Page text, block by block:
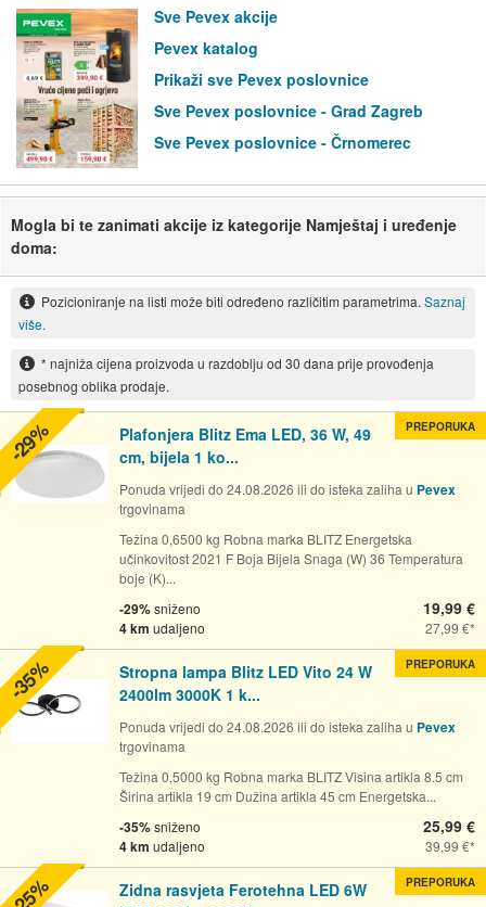
Sve Pevex akcije
Pevex katalog
Prikaži sve Pevex poslovnice
Sve Pevex poslovnice - Grad Zagreb
Sve Pevex poslovnice - Črnomerec
Mogla bi te zanimati akcije iz kategorije Namještaj i uređenje
doma:
Pozicioniranje na listi može biti određeno različitim parametrima. Saznaj
više.
* najniža cijena proizvoda u razdoblju od 30 dana prije provođenja
posebnog oblika prodaje.
Plafonjera Blitz Ema LED, 36 W, 49
cm, bijela 1 ko...
Ponuda vrijedi do 24.08.2026 ili do isteka zaliha u Pevex
trgovinama
Težina 0,6500 kg Robna marka BLITZ Energetska
učinkovitost 2021 F Boja Bijela Snaga (W) 36 Temperatura
boje (K)...
-29%sniženo
4 km udaljeno
19,99 €
27,99 €
PREPORUKA
-29%
Stropna lampa Blitz LED Vito 24 W
2400lm 3000K 1 k...
Ponuda vrijedi do 24.08.2026 ili do isteka zaliha u Pevex
trgovinama
Težina 0,5000 kg Robna marka BLITZ Visina artikla 8.5 cm
Širina artikla 19 cm Dužina artikla 45 cm Energetska...
-35%sniženo
4 km udaljeno
25,99 €
39,99 €
PREPORUKA
-35%
Zidna rasvjeta Ferotehna LED 6W
PREPORUKA